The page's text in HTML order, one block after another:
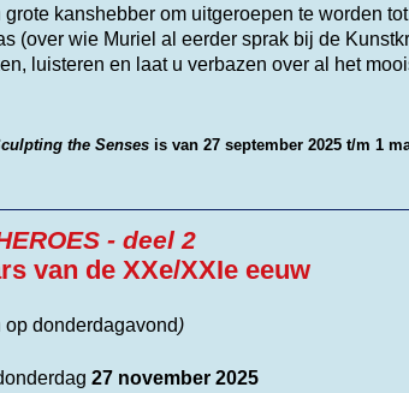
kanshebber om uitgeroepen te worden
(over wie Muriel al eerder sprak bij de
luisteren en laat u verbazen over al het
the Senses is van 27 september 2025 t/m 1
- deel 2
van de XXe/XXIe eeuw
donderdagavond)
27 november 2025